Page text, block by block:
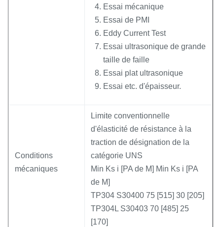
Essai mécanique
Essai de PMI
Eddy Current Test
Essai ultrasonique de grande
taille de faille
Essai plat ultrasonique
Essai etc. d'épaisseur.
Conditions
mécaniques
Limite conventionnelle
d'élasticité de résistance à la
traction de désignation de la
catégorie UNS
Min Ks i [PA de M] Min Ks i [PA
de M]
TP304 S30400 75 [515] 30 [205]
TP304L S30403 70 [485] 25
[170]